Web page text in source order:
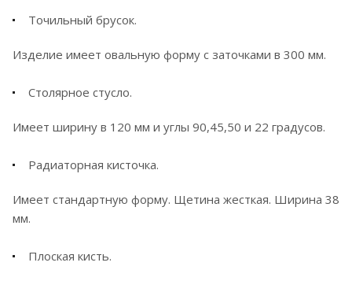
Точильный брусок.
Изделие имеет овальную форму с заточками в 300 мм.
Столярное стусло.
Имеет ширину в 120 мм и углы 90,45,50 и 22 градусов.
Радиаторная кисточка.
Имеет стандартную форму. Щетина жесткая. Ширина 38
мм.
Плоская кисть.